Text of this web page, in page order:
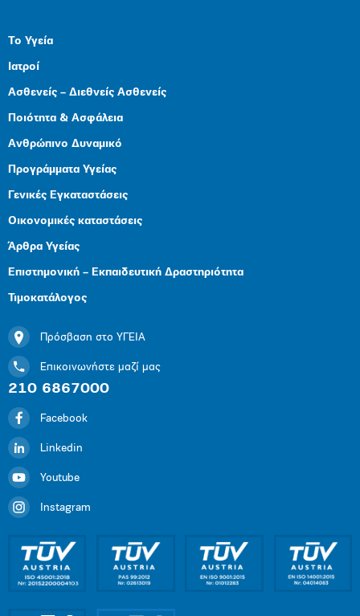
Το Υγεία
Ιατροί
Ασθενείς – Διεθνείς Ασθενείς
Ποιότητα & Ασφάλεια
Ανθρώπινο Δυναμικό
Προγράμματα Υγείας
Γενικές Εγκαταστάσεις
Οικονομικές καταστάσεις
Άρθρα Υγείας
Επιστημονική – Εκπαιδευτική Δραστηριότητα
Τιμοκατάλογος
Πρόσβαση στο ΥΓΕΙΑ
Επικοινωνήστε μαζί μας
210 6867000
Facebook
Linkedin
Youtube
Instagram